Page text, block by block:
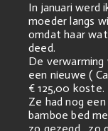
In januari werd
moeder langs
omdat haar
deed.
De
een nieuwe (
€ 125,00 koste.
Ze had nog
bamboe bed